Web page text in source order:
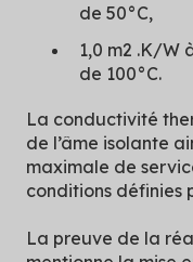
de 50°C,
1,0 m2 .K/W
de 100°C.
La conductivité
de l’âme isolante
maximale de
conditions définies
La preuve de la